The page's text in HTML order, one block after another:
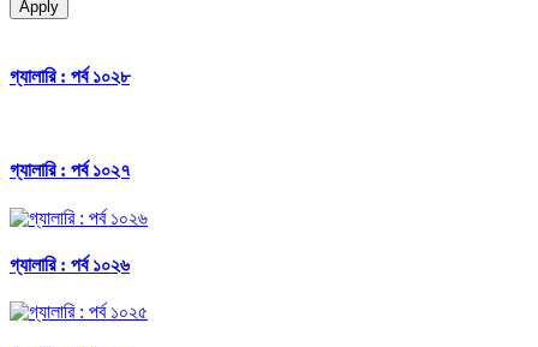
Apply
গ্যালারি : পর্ব ১০২৮
গ্যালারি : পর্ব ১০২৭
গ্যালারি : পর্ব ১০২৬